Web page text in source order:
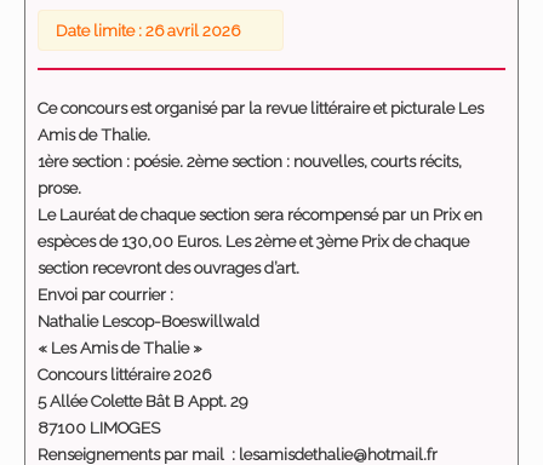
Date limite : 26 avril 2026
Ce concours est organisé par la revue littéraire et picturale Les
Amis de Thalie.
1ère section : poésie. 2ème section : nouvelles, courts récits,
prose.
Le Lauréat de chaque section sera récompensé par un Prix en
espèces de 130,00 Euros. Les 2ème et 3ème Prix de chaque
section recevront des ouvrages d’art.
Envoi par courrier :
Nathalie Lescop-Boeswillwald
« Les Amis de Thalie »
Concours littéraire 2026
5 Allée Colette Bât B Appt. 29
87100 LIMOGES
Renseignements par mail : lesamisdethalie@hotmail.fr